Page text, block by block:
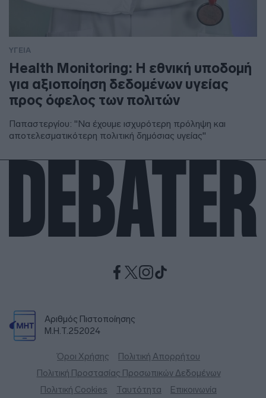
ΥΓΕΙΑ
Health Monitoring: Η εθνική υποδομή
για αξιοποίηση δεδομένων υγείας
προς όφελος των πολιτών
Παπαστεργίου: "Να έχουμε ισχυρότερη πρόληψη και
αποτελεσματικότερη πολιτική δημόσιας υγείας"
Αριθμός Πιστοποίησης
Μ.Η.Τ.252024
Όροι Χρήσης
Πολιτική Απορρήτου
Πολιτική Προστασίας Προσωπικών Δεδομένων
Πολιτική Cookies
Ταυτότητα Επικοινωνία